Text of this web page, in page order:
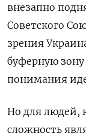
внезапно
Советского
зрения
буферную
понимания
Но для людей,
сложность